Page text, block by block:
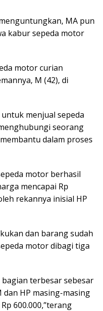
MA pun
kabur sepeda motor
motor curian
M (42), di
menjual sepeda
seorang
dalam proses
motor berhasil
mencapai Rp
rekannya inisial HP
dan barang sudah
motor dibagi tiga
terbesar sebesar
dan HP masing-masing
600.000,”terang